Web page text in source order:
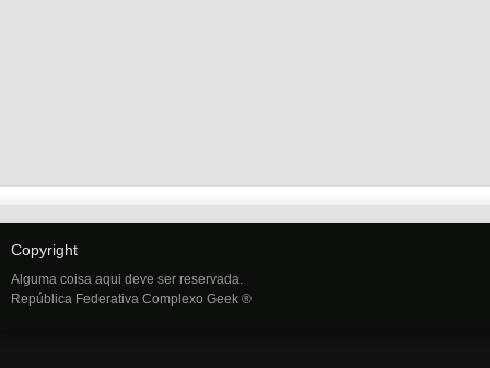
Copyright
Alguma coisa aqui deve ser reservada.
República Federativa Complexo Geek ®